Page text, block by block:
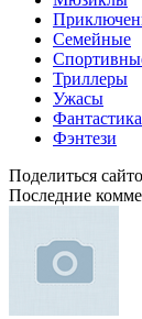
Семейные
Триллеры
Ужасы
Фантастика
Фэнтези
Поделиться
Последние